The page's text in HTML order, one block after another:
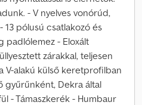
- V nyelves vonórúd,
13 pólusú csatlakozó és
padlólemez - Eloxált
zárakkal, teljesen
V-alakú külső keretprofilban
gyűrűnként, Dekra által
- Támaszkerék - Humbaur